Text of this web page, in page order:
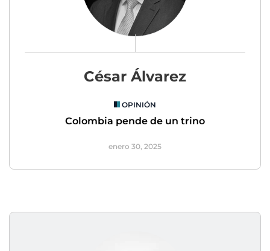
César Álvarez
OPINIÓN
Colombia pende de un trino
enero 30, 2025